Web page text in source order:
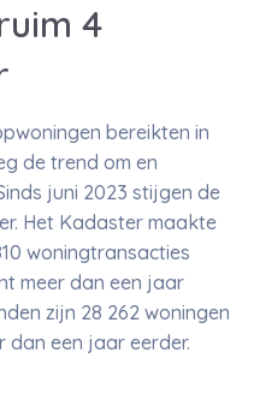
4
bereikten in
de trend om en
juni 2023 stijgen de
Het Kadaster maakte
woningtransacties
meer dan een jaar
zijn 28 262 woningen
dan een jaar eerder.